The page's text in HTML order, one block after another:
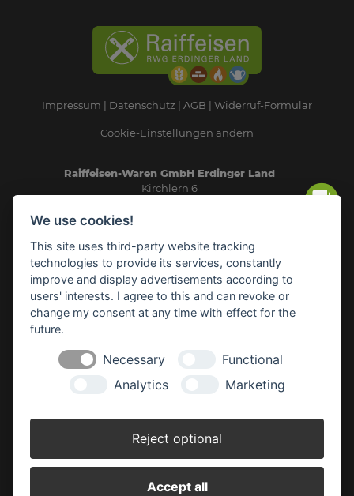
Impressum Datenschutz AGB Widerruf-Formular
Cookie-Einstellungen ändern
Raiffeisen-Waren GmbH Erdinger Land
Kirchlern 6
E-Mail:info(at)rwg-erdinger-land.de
SICHERHEITSDATENBLÄTTER
RWG HEIZÖL-BÖRSE
We use cookies!
This site uses third-party website tracking
technologies to provide its services, constantly
improve and display advertisements according to
users' interests. I agree to this and can revoke or
change my consent at any time with effect for the
future.
Necessary
Functional
Analytics
Marketing
Reject optional
Accept all